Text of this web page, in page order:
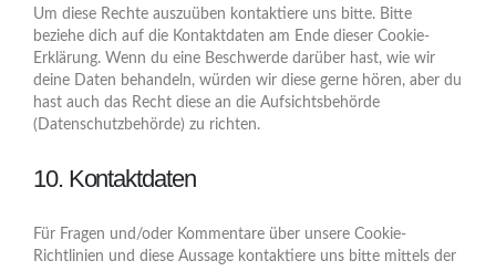
Um diese Rechte auszuüben kontaktiere uns bitte. Bitte
beziehe dich auf die Kontaktdaten am Ende dieser Cookie-
Erklärung. Wenn du eine Beschwerde darüber hast, wie wir
deine Daten behandeln, würden wir diese gerne hören, aber du
hast auch das Recht diese an die Aufsichtsbehörde
(Datenschutzbehörde) zu richten.
10. Kontaktdaten
Für Fragen und/oder Kommentare über unsere Cookie-
Richtlinien und diese Aussage kontaktiere uns bitte mittels der